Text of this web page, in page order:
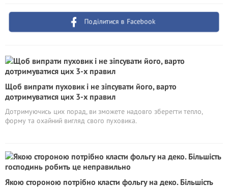
Поділитися в Facebook
Щоб випрати пуховик і не зіпсувати його, варто
дотримуватися цих 3-х правил
Дотримуючись цих порад, ви зможете надовго зберегти тепло,
форму та охайний вигляд свого пуховика.
Якою стороною потрібно класти фольгу на деко. Більшість